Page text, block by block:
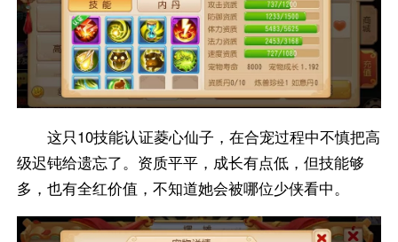
这只10技能认证菱心仙子，在合宠过程中不慎把高
级迟钝给遗忘了。资质平平，成长有点低，但技能够
多，也有全红价值，不知道她会被哪位少侠看中。